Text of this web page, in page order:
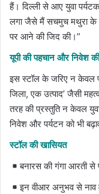
हैं। दिल्ली से आए युवा
लगा जैसे मैं सचमुच मथुरा के
पर आने की जिद की।”
यूपी की पहचान और निवेश
इस स्टॉल के जरिए न केवल
जिला, एक उत्पाद’ जैसी
तरह की प्रस्तुति न केवल
निवेश और पर्यटन को भी
स्टॉल की खासियत
बनारस की गंगा आरती से
इन वीआर अनुभव से नाव